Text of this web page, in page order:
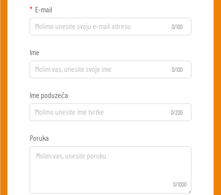
E-mail
0/100
Ime
0/100
Ime poduzeća
0/200
Poruka
0/1000